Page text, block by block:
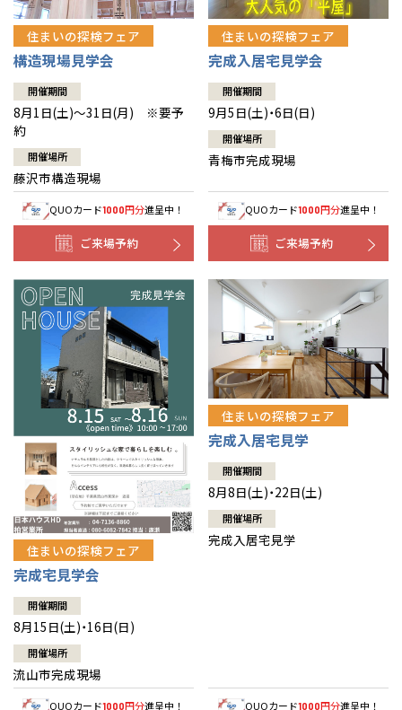
住まいの探検フェア
構造現場見学会
開催期間
8月1日(土)～31日(月) ※要予
約
開催場所
藤沢市構造現場
QUOカード1000円分進呈中！
ご来場予約
住まいの探検フェア
完成入居宅見学会
開催期間
9月5日(土)・6日(日)
開催場所
青梅市完成現場
QUOカード1000円分進呈中！
ご来場予約
住まいの探検フェア
完成宅見学会
開催期間
8月15日(土)・16日(日)
開催場所
流山市完成現場
QUOカード1000円分進呈中！
住まいの探検フェア
完成入居宅見学
開催期間
8月8日(土)・22日(土)
開催場所
完成入居宅見学
QUOカード1000円分進呈中！